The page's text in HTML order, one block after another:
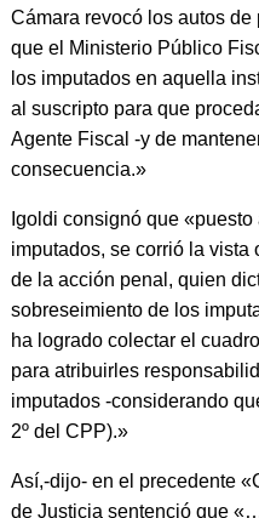
Cámara revocó los autos
que el Ministerio Público
los imputados en aquella
al suscripto para que
Agente Fiscal -y de
consecuencia.»
Igoldi consignó que
imputados, se corrió la vista
de la acción penal, quien
sobreseimiento de los
ha logrado colectar el
para atribuirles
imputados -considerando
2º del CPP).»
Así,-dijo- en el precedente
de Justicia sentenció que